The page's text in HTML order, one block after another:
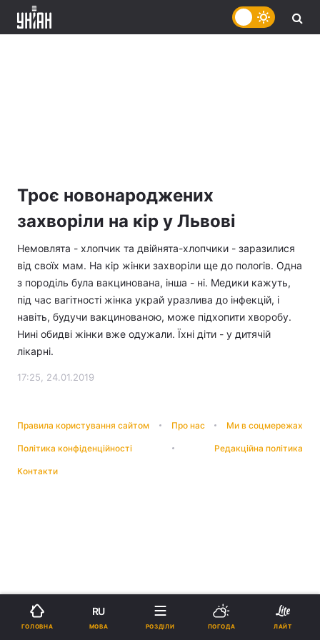
Троє новонароджених
захворіли на кір у Львові
Немовлята - хлопчик та двійнята-хлопчики - заразилися
від своїх мам. На кір жінки захворіли ще до пологів. Одна
з породіль була вакцинована, інша - ні. Медики кажуть,
під час вагітності жінка украй уразлива до інфекцій, і
навіть, будучи вакцинованою, може підхопити хворобу.
Нині обидві жінки вже одужали. Їхні діти - у дитячій
лікарні.
17:25, 24.01.2019
Правила користування сайтом Про нас Ми в соцмережах
Політика конфіденційності Редакційна політика
Контакти
ГОЛОВНА
RU
МОВА РОЗДІЛИ ПОГОДА ЛАЙТ